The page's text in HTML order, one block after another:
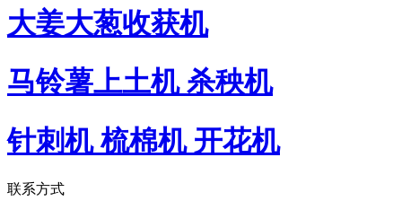
大姜大葱收获机
马铃薯上土机 杀秧机
针刺机 梳棉机 开花机
联系方式